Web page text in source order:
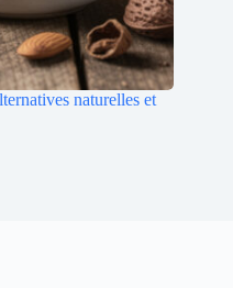
naturelles et